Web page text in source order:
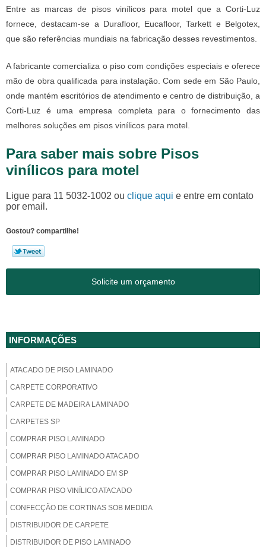
Entre as marcas de pisos vinílicos para motel que a Corti-Luz
fornece, destacam-se a Durafloor, Eucafloor, Tarkett e Belgotex,
que são referências mundiais na fabricação desses revestimentos.
A fabricante comercializa o piso com condições especiais e oferece
mão de obra qualificada para instalação. Com sede em São Paulo,
onde mantém escritórios de atendimento e centro de distribuição, a
Corti-Luz é uma empresa completa para o fornecimento das
melhores soluções em pisos vinílicos para motel
Para saber mais sobre Pisos
vinílicos para motel
Ligue para 11 5032-1002 ou clique aqui e entre em contato
por email.
Gostou? compartilhe!
Solicite um orçamento
INFORMAÇÕES
ATACADO DE PISO LAMINADO
CARPETE CORPORATIVO
CARPETE DE MADEIRA LAMINADO
CARPETES SP
COMPRAR PISO LAMINADO
COMPRAR PISO LAMINADO ATACADO
COMPRAR PISO LAMINADO EM SP
COMPRAR PISO VINÍLICO ATACADO
CONFECÇÃO DE CORTINAS SOB MEDIDA
DISTRIBUIDOR DE CARPETE
DISTRIBUIDOR DE PISO LAMINADO